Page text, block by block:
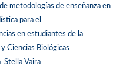
metodologías de enseñanza en
para el
en estudiantes de la
Ciencias Biológicas
Stella Vaira.